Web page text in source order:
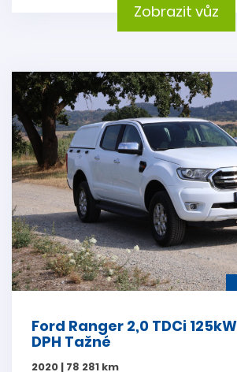
Zobrazit vůz
Ford Ranger 2,0 TDCi
DPH Tažné
2020 | 78 281 km